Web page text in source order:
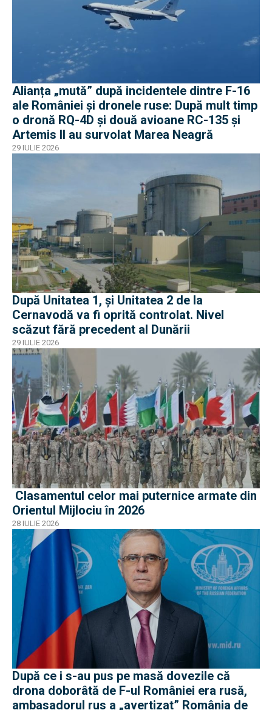
Alianța „mută” după incidentele dintre F-16
ale României și dronele ruse: După mult timp
o dronă RQ-4D și două avioane RC-135 și
Artemis II au survolat Marea Neagră
29 IULIE 2026
După Unitatea 1, și Unitatea 2 de la
Cernavodă va fi oprită controlat. Nivel
scăzut fără precedent al Dunării
29 IULIE 2026
Clasamentul celor mai puternice armate din
Orientul Mijlociu în 2026
28 IULIE 2026
După ce i s-au pus pe masă dovezile că
drona doborâtă de F-ul României era rusă,
ambasadorul rus a „avertizat” România de